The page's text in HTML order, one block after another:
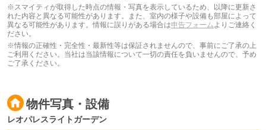
※スマイティが取得した時点の情報・写真を表示しているため、以降に更新さ
れた内容と異なる可能性があります。また、室内の様子や設備も部屋によって
異なる可能性があります。情報に誤りがある場合は申告フォーム よりご連絡く
ださい。
※情報の正確性・完全性・最新性等は保証されませんので、事前にご了承の上
ご利用ください。当社は当該情報について一切の責任を負いませんので、予め
ご了承ください。
物件写真・設備
レオパレスライトガーデン